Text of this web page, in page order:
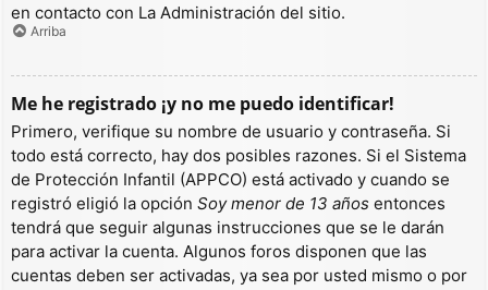
en contacto con La Administración del sitio.
Arriba
Me he registrado ¡y no me puedo identificar!
Primero, verifique su nombre de usuario y contraseña. Si
todo está correcto, hay dos posibles razones. Si el Sistema
de Protección Infantil (APPCO) está activado y cuando se
registró eligió la opción Soy menor de 13 años entonces
tendrá que seguir algunas instrucciones que se le darán
para activar la cuenta. Algunos foros disponen que las
cuentas deben ser activadas, ya sea por usted mismo o por